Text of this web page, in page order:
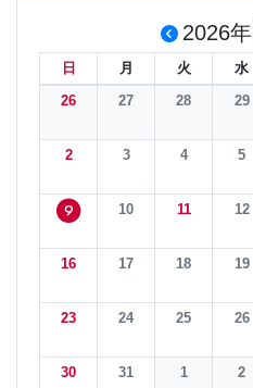
2026年
日 月 火 水
26
27 28 29
2 3 4 5
9 10 11 12
16 17 18 19
23 24 25 26
30 31 1 2